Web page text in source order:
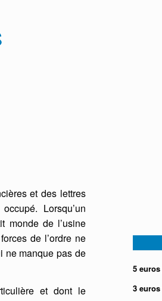
et des lettres
Lorsqu’un
monde de l’usine
de l’ordre ne
ne manque pas de
et dont le
5 euros
3 euros